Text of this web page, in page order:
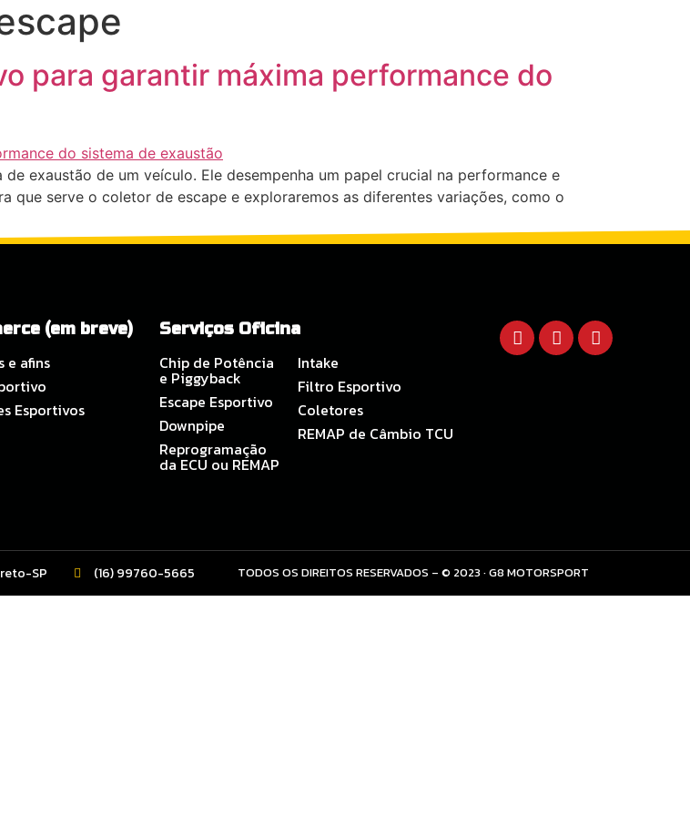
SERVIÇOS
para garantir máxima performance do
exaustão de um veículo. Ele desempenha um papel crucial na performance e
que serve o coletor de escape e exploraremos as diferentes variações, como o
(em breve)
e afins
Esportivos
Serviços Oficina
Chip de Potência
e Piggyback
Escape Esportivo
Downpipe
Reprogramação
da ECU ou REMAP
Intake
Filtro Esportivo
Coletores
REMAP de Câmbio TCU
SP (16) 99760-5665 TODOS OS DIREITOS RESERVADOS – © 2023 · G8 MOTORSPORT